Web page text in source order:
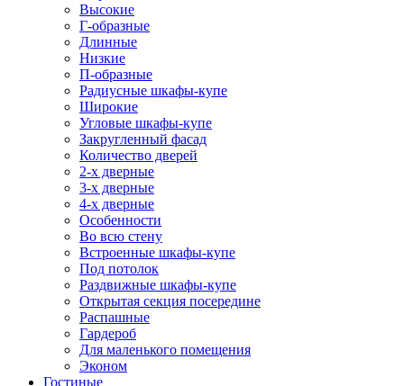
Высокие
Г-образные
Длинные
Низкие
П-образные
Радиусные шкафы-купе
Широкие
Угловые шкафы-купе
Закругленный фасад
Количество дверей
2-х дверные
3-х дверные
4-х дверные
Особенности
Во всю стену
Встроенные шкафы-купе
Под потолок
Раздвижные шкафы-купе
Открытая секция посередине
Распашные
Гардероб
Для маленького помещения
Эконом
Гостиные